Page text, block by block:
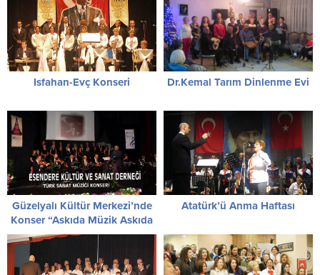
Isfahan-Evç Konseri Dr.Kemal Tarım Dinlenme Evi
Güzelyalı Kültür Merkezi’nde
Konser “Askıda Müzik Askıda
Tiyatro”
Atatürk’ü Anma Haftası